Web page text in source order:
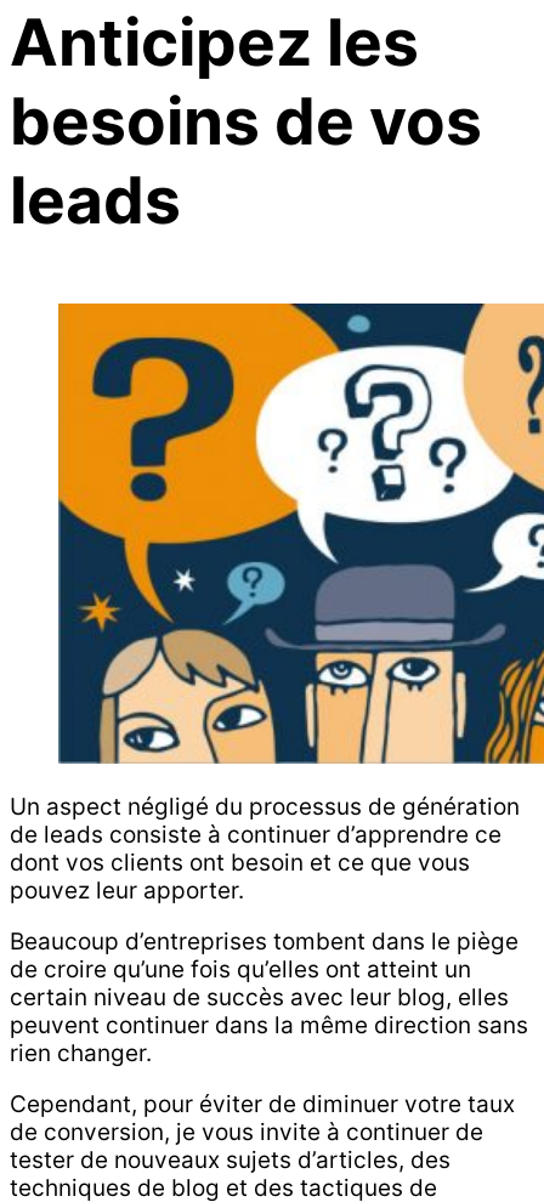
Anticipez les
besoins de vos
leads
Un aspect négligé du processus de génération
de leads consiste à continuer d’apprendre ce
dont vos clients ont besoin et ce que vous
pouvez leur apporter.
Beaucoup d’entreprises tombent dans le piège
de croire qu’une fois qu’elles ont atteint un
certain niveau de succès avec leur blog, elles
peuvent continuer dans la même direction sans
rien changer.
Cependant, pour éviter de diminuer votre taux
de conversion, je vous invite à continuer de
tester de nouveaux sujets d’articles, des
techniques de blog et des tactiques de